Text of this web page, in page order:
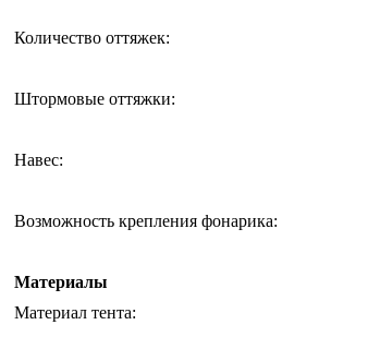
Количество оттяжек:
Штормовые оттяжки:
Навес:
Возможность крепления фонарика:
Материалы
Материал тента: